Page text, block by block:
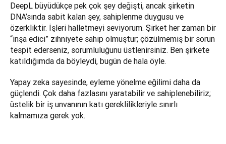
DeepL büyüdükçe pek çok şey değişti, ancak şirketin
DNA’sında sabit kalan şey, sahiplenme duygusu ve
özerkliktir. İşleri halletmeyi seviyorum. Şirket her zaman bir
“inşa edici” zihniyete sahip olmuştur; çözülmemiş bir sorun
tespit ederseniz, sorumluluğunu üstlenirsiniz. Ben şirkete
katıldığımda da böyleydi, bugün de hala öyle.
Yapay zeka sayesinde, eyleme yönelme eğilimi daha da
güçlendi. Çok daha fazlasını yaratabilir ve sahiplenebiliriz;
üstelik bir iş unvanının katı gereklilikleriyle sınırlı
kalmamıza gerek yok.